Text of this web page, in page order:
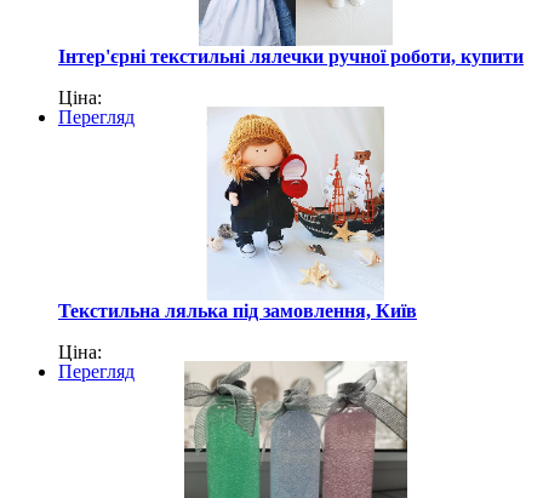
Інтер'єрні текстильні лялечки ручної роботи, купити
Ціна:
Перегляд
Текстильна лялька під замовлення, Київ
Ціна:
Перегляд